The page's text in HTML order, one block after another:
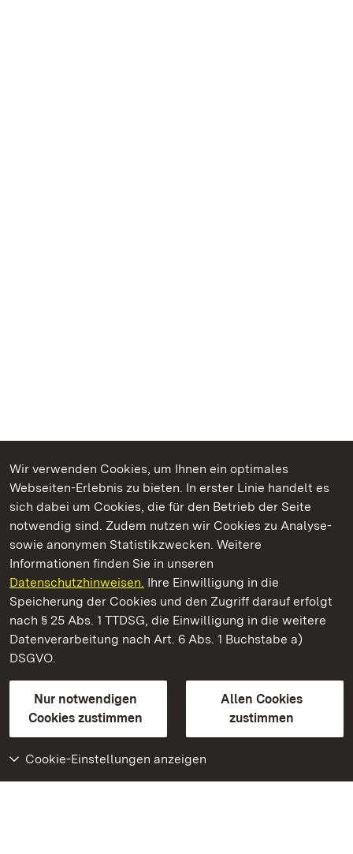
Wir verwenden Cookies, um Ihnen ein optimales
Webseiten-Erlebnis zu bieten. In erster Linie handelt es
sich dabei um Cookies, die für den Betrieb der Seite
notwendig sind. Zudem nutzen wir Cookies zu Analyse-
sowie anonymen Statistikzwecken. Weitere
Informationen finden Sie in unseren
Datenschutzhinweisen. Ihre Einwilligung in die
Speicherung der Cookies und den Zugriff darauf erfolgt
nach § 25 Abs. 1 TTDSG, die Einwilligung in die weitere
Datenverarbeitung nach Art. 6 Abs. 1 Buchstabe a)
DSGVO.
Nur notwendigen
Cookies zustimmen
Allen Cookies
zustimmen
Cookie-Einstellungen anzeigen
Kommen. Staunen. Genießen.
Staatliche Schlösser und Gärten Baden‑Württemberg
Staatliche Schlösser und Gärten Baden-Württemberg
Kontakt
GebärdenspracheLeichte Sprache
Erklärung zur Barrierefreiheit
BITV-konform (geprüfte Seiten)
Weiteres